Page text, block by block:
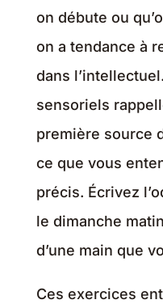
on débute ou
on a tendance à
dans
sensoriels
première source
ce que vous
précis. Écrivez
le dimanche
d’une main que
Ces exercices